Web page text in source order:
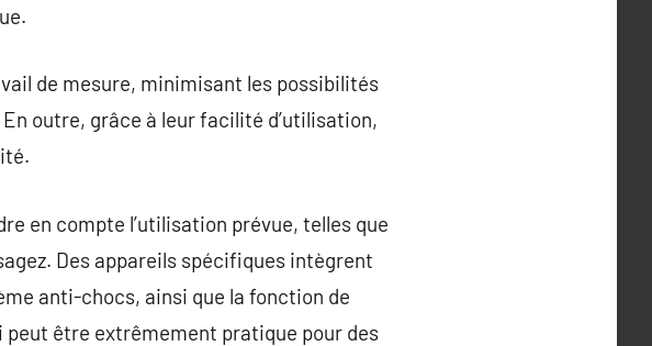
de mesure, minimisant les possibilités
outre, grâce à leur facilité d’utilisation,
en compte l’utilisation prévue, telles que
Des appareils spécifiques intègrent
anti-chocs, ainsi que la fonction de
être extrêmement pratique pour des